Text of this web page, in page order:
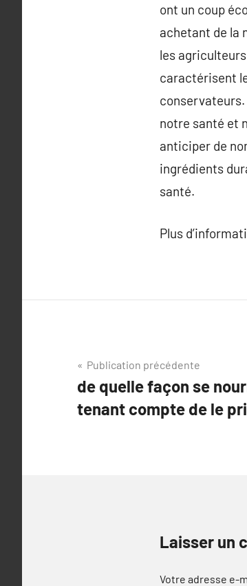
ont un coup
achetant de la
les
caractérisent
notre santé et
anticiper de
ingrédients
santé.
Plus
Navigation
de
l’article
Publication précédente
de quelle façon se
tenant compte de le
Laisser un
Votre adresse e-